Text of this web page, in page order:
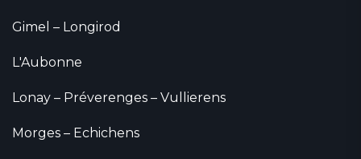
Gimel – Longirod
L'Aubonne
Lonay – Préverenges – Vullierens
Morges – Echichens